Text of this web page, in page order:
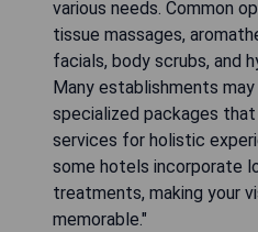
various needs. Common
tissue massages,
facials, body scrubs, and
Many establishments
specialized packages
services for holistic
some hotels incorporate
treatments, making your
memorable."